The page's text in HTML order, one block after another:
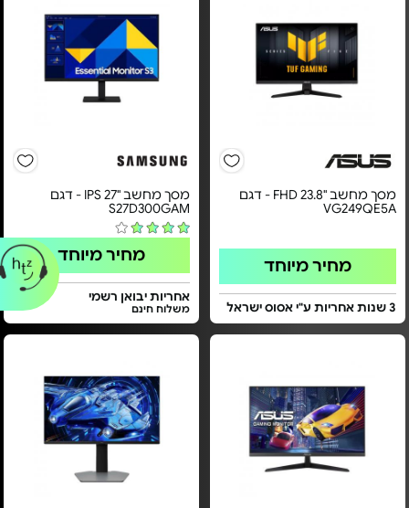
מסך מחשב "23.8 FHD - דגם
VG249QE5A
מחיר מיוחד
3 שנות אחריות ע"י אסוס ישראל
מסך מחשב "27 IPS - דגם
S27D300GAM
מחיר מיוחד
אחריות יבואן רשמי
משלוח חינם